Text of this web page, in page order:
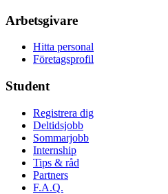
Arbetsgivare
Hitta personal
Företagsprofil
Student
Registrera dig
Deltidsjobb
Sommarjobb
Internship
Tips & råd
Partners
F.A.Q.